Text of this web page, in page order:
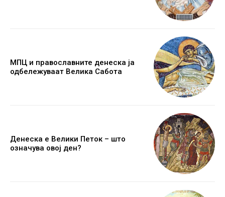
МПЦ и православните денеска ја
одбележуваат Велика Сабота
Денеска е Велики Петок – што
означува овој ден?